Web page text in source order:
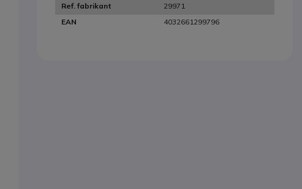
Ref. fabrikant
29971
EAN
4032661299796